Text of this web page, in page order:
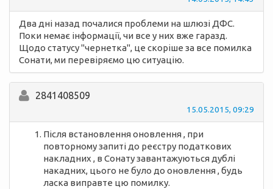
Два дні назад почалися проблеми на шлюзі ДФС.
Поки немає інформації, чи все у них вже гаразд.
Щодо статусу "чернетка", це скоріше за все помилка
Сонати, ми перевіряємо цю ситуацію.
2841408509
15.05.2015, 09:29
Після встановлення оновлення , при
повторному запиті до реєстру податкових
накладних , в Сонату завантажуються дублі
накадних, цього не було до оновлення , будь
ласка виправте цю помилку.